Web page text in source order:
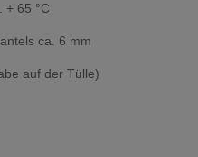
+ 65 °C
ca. 6 mm
auf der Tülle)